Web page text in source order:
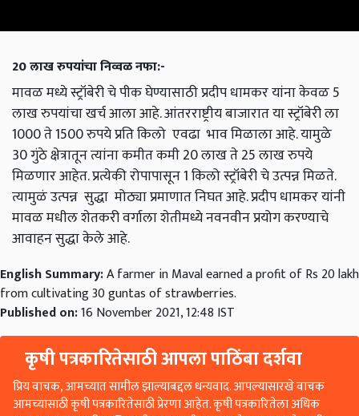
20 लाख रुपयांचा निव्वळ नफा:-
मावळ मध्ये स्ट्रॉबेरी चे पीक घेण्यासाठी प्रदीप धामकर यांना केवळ 5
लाख रुपयांचा खर्च आला आहे. आंतरराष्ट्रीय बाजारात या स्ट्रॉबेरी ला
1000 ते 1500 रुपये प्रति किलो एवढा भाव मिळाला आहे. यामुळे
30 गुंठे क्षेत्रातून त्यांना कमीत कमी 20 लाख ते 25 लाख रुपये
मिळणार आहेत. प्रत्येकी रोपापासून 1 किलो स्ट्रॉबेरी चे उत्पन्न मिळते.
त्यामुळं उत्पन्न सुद्धा मोठ्या प्रमाणात निघत आहे. प्रदीप धामकर यांनी
मावळ मधील शेतकरी वर्गाला शेतीमध्ये नवनवीन प्रयोग करण्याचे
आवाहन सुद्धा केले आहे.
English Summary:A farmer in Maval earned a profit of Rs 20 lakh
from cultivating 30 guntas of strawberries.
Published on:16 November 2021, 12:48 IST
कृषी पत्रकारितेसाठी आपला पाठिंबा दर्शवा
प्रिय वाचक, आमच्यात सामील झाल्याबद्दल धन्यवाद. आपल्यासारखे वाचक
आमच्यासाठी कृषी पत्रकारितेसाठी प्रेरणा आहेत. कृषी पत्रकारितेला अधिक